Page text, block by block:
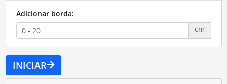
Adicionar borda:
cm
INICIAR